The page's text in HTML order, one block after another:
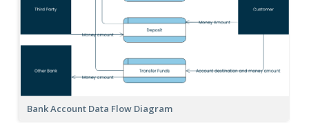
Bank Account Data Flow Diagram